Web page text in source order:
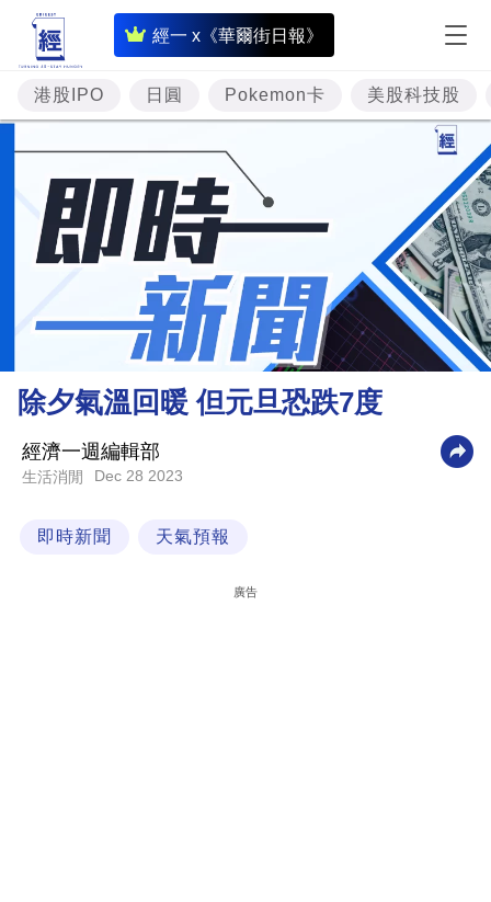
經一 x《華爾街日報》
即
時
財
經
專
題
投
資
樓
市
財
商
業
港股IPO 日圓 Pokemon卡 美股科技股
除夕氣溫回暖 但元旦恐跌7度
經濟一週編輯部
生活消閒 Dec 28 2023
即時新聞 天氣預報
廣告